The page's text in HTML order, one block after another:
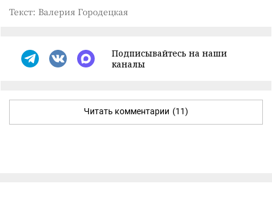
Текст: Валерия Городецкая
Подписывайтесь на наши
каналы
Читать комментарии (11)